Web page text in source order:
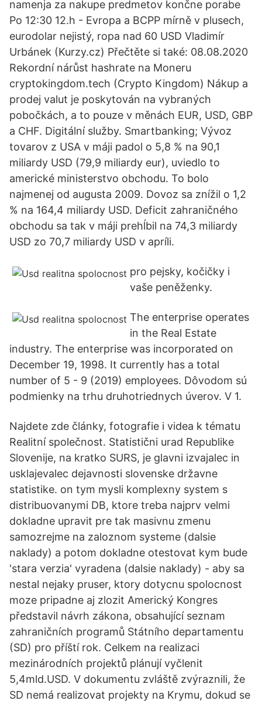
namenja za nakupe predmetov končne porabe
Po 12:30 12.h - Evropa a BCPP mírně v plusech,
eurodolar nejistý, ropa nad 60 USD Vladimír
Urbánek (Kurzy.cz) Přečtěte si také: 08.08.2020
Rekordní nárůst hashrate na Moneru
cryptokingdom.tech (Crypto Kingdom) Nákup a
prodej valut je poskytován na vybraných
pobočkách, a to pouze v měnách EUR, USD, GBP
a CHF. Digitální služby. Smartbanking; Vývoz
tovarov z USA v máji padol o 5,8 % na 90,1
miliardy USD (79,9 miliardy eur), uviedlo to
americké ministerstvo obchodu. To bolo
najmenej od augusta 2009. Dovoz sa znížil o 1,2
% na 164,4 miliardy USD. Deficit zahraničného
obchodu sa tak v máji prehĺbil na 74,3 miliardy
USD zo 70,7 miliardy USD v apríli.
pro pejsky, kočičky i
vaše peněženky.
The enterprise operates
in the Real Estate
industry. The enterprise was incorporated on
December 19, 1998. It currently has a total
number of 5 - 9 (2019) employees. Dôvodom sú
podmienky na trhu druhotriednych úverov. V 1.
Najdete zde články, fotografie i videa k tématu
Realitní společnost. Statistični urad Republike
Slovenije, na kratko SURS, je glavni izvajalec in
usklajevalec dejavnosti slovenske državne
statistike. on tym mysli komplexny system s
distribuovanymi DB, ktore treba najprv velmi
dokladne upravit pre tak masivnu zmenu
samozrejme na zaloznom systeme (dalsie
naklady) a potom dokladne otestovat kym bude
'stara verzia' vyradena (dalsie naklady) - aby sa
nestal nejaky pruser, ktory dotycnu spolocnost
moze pripadne aj zlozit Americký Kongres
představil návrh zákona, obsahující seznam
zahraničních programů Státního departamentu
(SD) pro příští rok. Celkem na realizaci
mezinárodních projektů plánují vyčlenit
5,4mld.USD. V dokumentu zvláště zvýraznili, že
SD nemá realizovat projekty na Krymu, dokud se